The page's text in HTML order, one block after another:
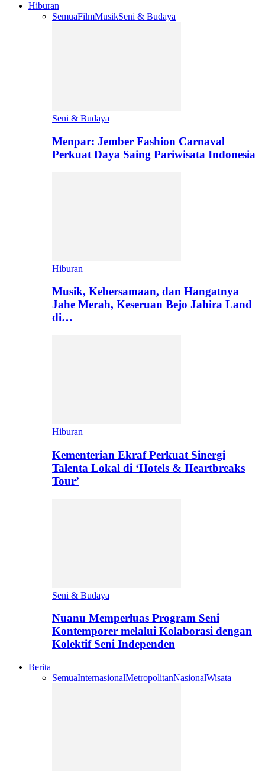
Hiburan
SemuaFilmMusikSeni & Budaya
Seni & Budaya
Menpar: Jember Fashion Carnaval
Perkuat Daya Saing Pariwisata Indonesia
Hiburan
Musik, Kebersamaan, dan Hangatnya
Jahe Merah, Keseruan Bejo Jahira Land
di…
Hiburan
Kementerian Ekraf Perkuat Sinergi
Talenta Lokal di ‘Hotels & Heartbreaks
Tour’
Seni & Budaya
Nuanu Memperluas Program Seni
Kontemporer melalui Kolaborasi dengan
Kolektif Seni Independen
Berita
SemuaInternasionalMetropolitanNasionalWisata